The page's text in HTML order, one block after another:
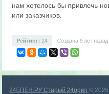
нам хотелось бы привлечь
или заказчиков.
Рейтинг: 24 Создана 9 лет назад
24ЁПЕН.РУ Старый 24open © 2026